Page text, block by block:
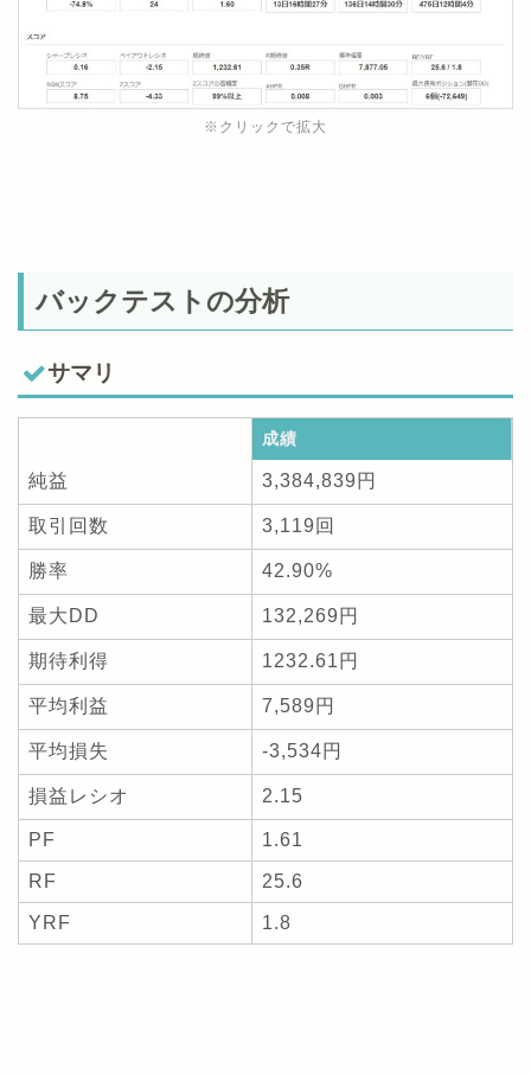
※クリックで拡大
バックテストの分析
サマリ
成績
純益 3,384,839円
取引回数 3,119回
勝率 42.90%
最大DD 132,269円
期待利得 1232.61円
平均利益 7,589円
平均損失 -3,534円
損益レシオ 2.15
PF 1.61
RF 25.6
YRF 1.8